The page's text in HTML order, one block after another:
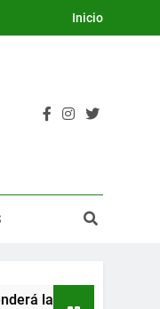
Inicio
Night del